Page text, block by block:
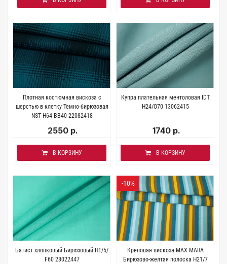
Плотная костюмная вискоза с
шерстью в клетку Темно-бирюзовая
NST H64 BB40 22082418
2550 р.
В КОРЗИНУ
Купра плательная ментоловая IDT
H24/O70 13062415
1740 р.
В КОРЗИНУ
Батист хлопковый Бирюзовый H1/5/
F60 28022447
-10%
Креповая вискоза MAX MARA
Бирюзово-желтая полоска H21/7